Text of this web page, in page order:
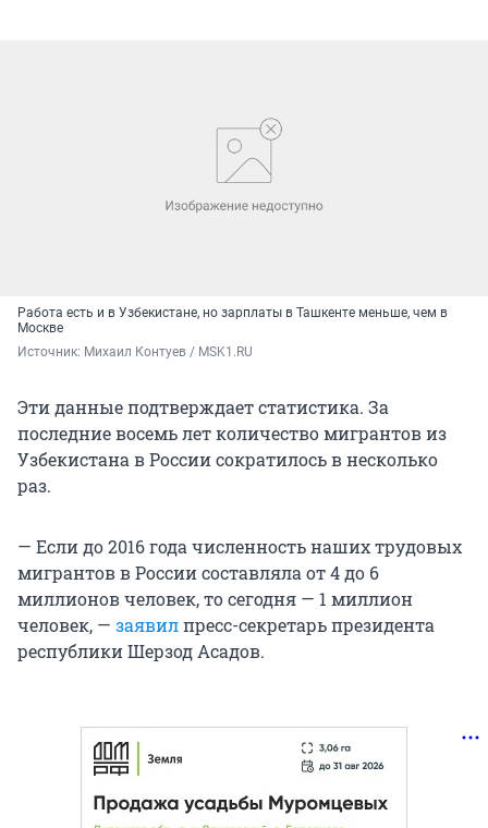
Работа есть и в Узбекистане, но зарплаты в Ташкенте меньше, чем в
Москве
Источник: Михаил Контуев / MSK1.RU
Эти данные подтверждает статистика. За
последние восемь лет количество мигрантов из
Узбекистана в России сократилось в несколько
раз.
— Если до 2016 года численность наших трудовых
мигрантов в России составляла от 4 до 6
миллионов человек, то сегодня — 1 миллион
человек, — заявилпресс-секретарь президента
республики Шерзод Асадов.